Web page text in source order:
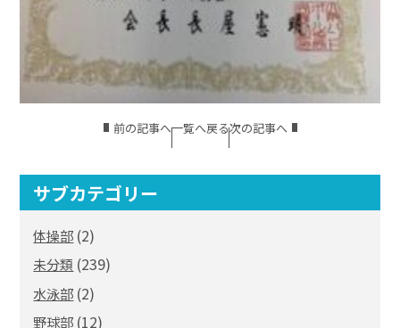
前の記事へ一覧へ戻る次の記事へ
サブカテゴリー
体操部 (2)
未分類 (239)
水泳部 (2)
野球部 (12)